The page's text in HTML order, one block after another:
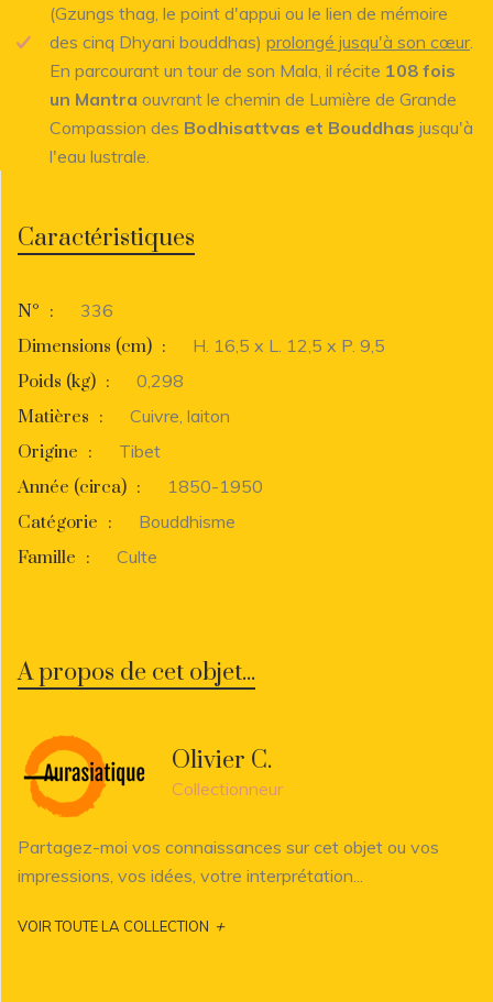
(Gzungs thag, le point d'appui ou le lien de mémoire
des cinq Dhyani bouddhas) prolongé jusqu'à son cœur.
En parcourant un tour de son Mala, il récite 108 fois
un Mantra ouvrant le chemin de Lumière de Grande
Compassion des Bodhisattvas et Bouddhas jusqu'à
l'eau lustrale.
Caractéristiques
N° :
336
Dimensions (cm) :
H. 16,5 x L. 12,5 x P. 9,5
Poids (kg) :
0,298
Matières :
Cuivre, laiton
Origine :
Tibet
Année (circa) :
1850-1950
Catégorie :
Bouddhisme
Famille : Culte
A propos de cet objet...
Olivier C.
Collectionneur
Partagez-moi vos connaissances sur cet objet ou vos
impressions, vos idées, votre interprétation...
VOIR TOUTE LA COLLECTION +